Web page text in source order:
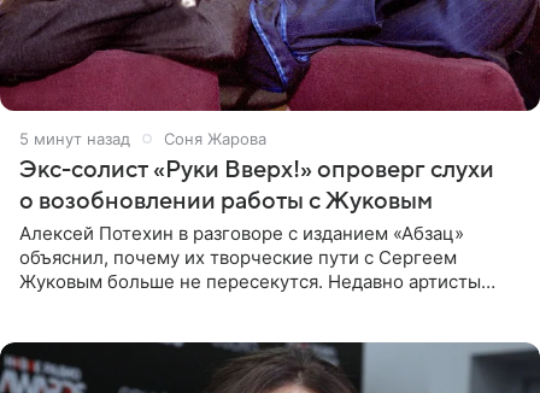
5 минут назад Соня Жарова
Экс-солист «Руки Вверх!» опроверг слухи
о возобновлении работы с Жуковым
Алексей Потехин в разговоре с изданием «Абзац»
объяснил, почему их творческие пути с Сергеем
Жуковым больше не пересекутся. Недавно артисты